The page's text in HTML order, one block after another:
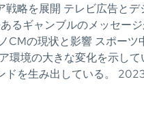
略を展開 テレビ広告と
るギャンブルのメッセー
の現状と影響 スポーツ
境の大きな変化を示し
を生み出している。